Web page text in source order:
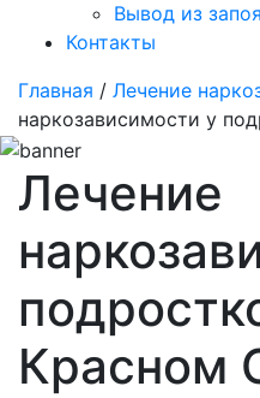
Вывод из
Контакты
Главная / Лечение
наркозависимости у
Лечение
Красном